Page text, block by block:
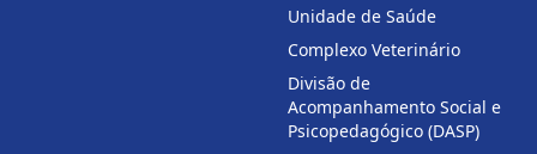
Unidade de Saúde
Complexo Veterinário
Divisão de
Acompanhamento Social e
Psicopedagógico (DASP)